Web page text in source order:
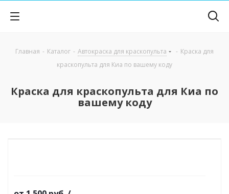
Главная - Каталог - Автокраска для краскопульта - Краска для
краскопульта для Киа по вашему коду
Краска для краскопульта для Киа по
вашему коду